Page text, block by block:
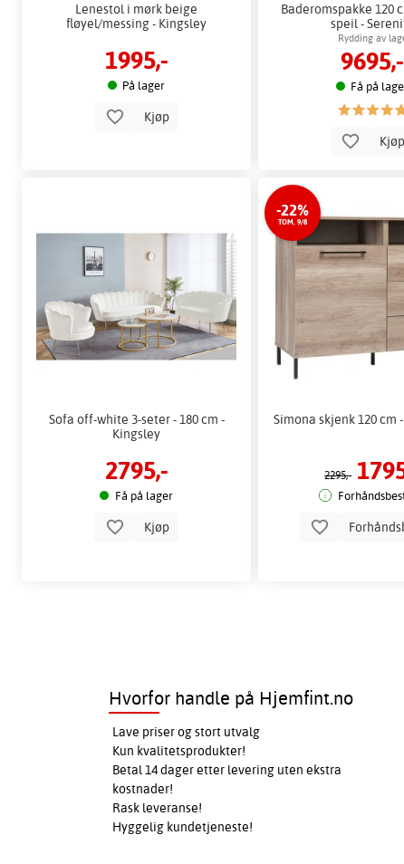
Lenestol i mørk beige
fløyel/messing - Kingsley
1995,-
På lager
Kjøp
Baderomspakke 120
speil -
Rydding av
9695,-
Få på
Kjøp
Sofa off-white 3-seter - 180 cm -
Kingsley
2795,-
Få på lager
Kjøp
-22%
TOM. 9/8
Simona skjenk 120 cm
2295,-
Hvorfor handle på Hjemfint.no
Lave priser og stort utvalg
Kun kvalitetsprodukter!
Betal 14 dager etter levering uten ekstra
kostnader!
Rask leveranse!
Hyggelig kundetjeneste!